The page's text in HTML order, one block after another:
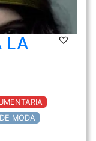
LA
MODA